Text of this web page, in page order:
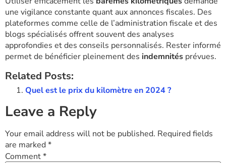
une vigilance constante quant aux annonces fiscales. Des
plateformes comme celle de l’administration fiscale et des
blogs spécialisés offrent souvent des analyses
approfondies et des conseils personnalisés. Rester informé
permet de bénéficier pleinement des indemnités prévues.
Related Posts:
Quel est le prix du kilomètre en 2024 ?
Leave a Reply
Your email address will not be published. Required fields
are marked *
Comment*